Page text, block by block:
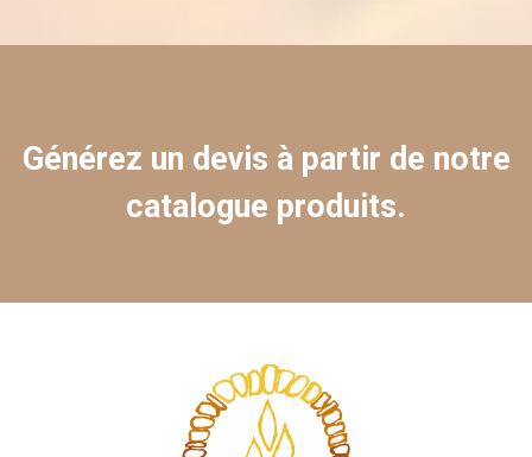
Générez un devis à partir de notre
catalogue produits.